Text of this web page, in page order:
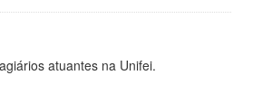
atuantes na Unifei.